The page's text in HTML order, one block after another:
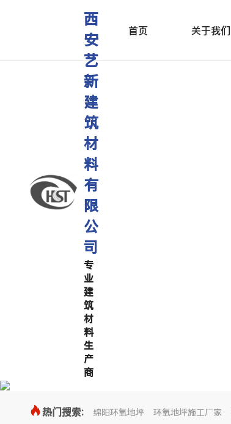
西
安
艺
新
建
筑
材
料
有
限
公
司
专
业
建
筑
材
料
生
产
商
首页 关于我们
热门搜索: 绵阳环氧地坪 环氧地坪施工厂家